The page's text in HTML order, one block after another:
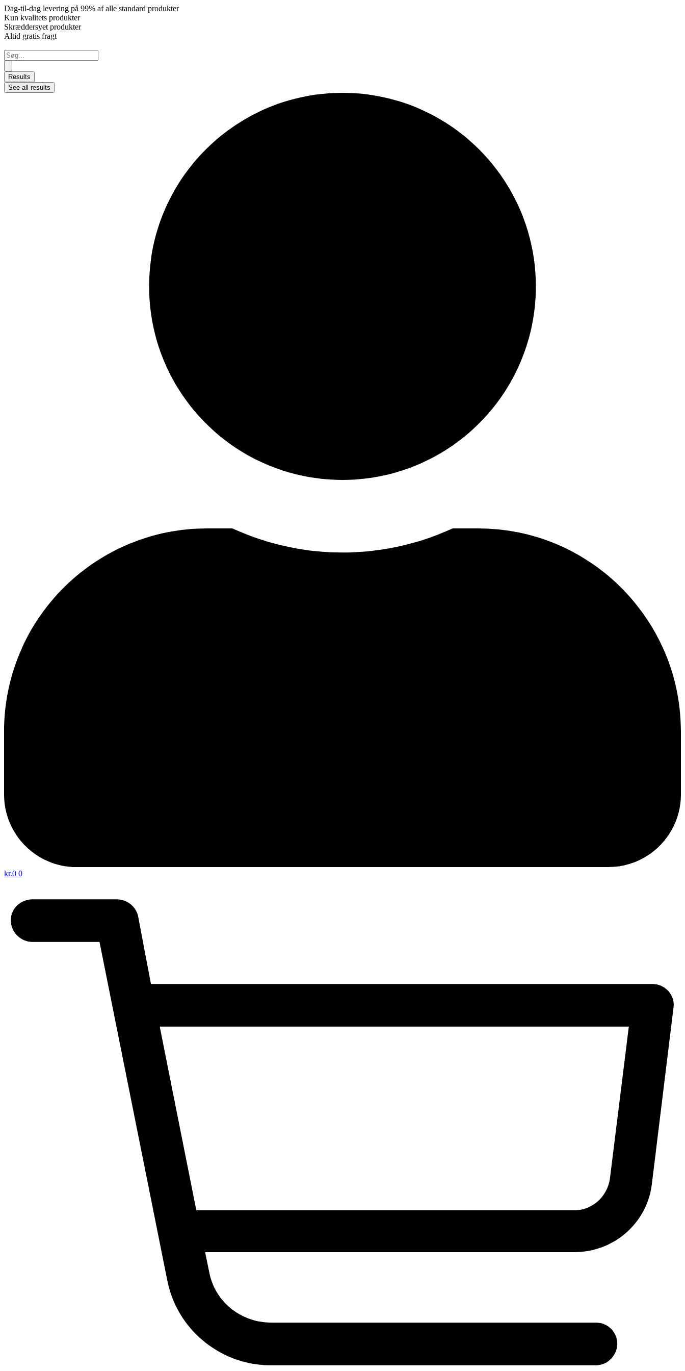
Dag-til-dag levering på 99% af alle standard produkter
Kun kvalitets produkter
Skræddersyet produkter
Altid gratis fragt
Search
...
Results
See all results
kr.0 0